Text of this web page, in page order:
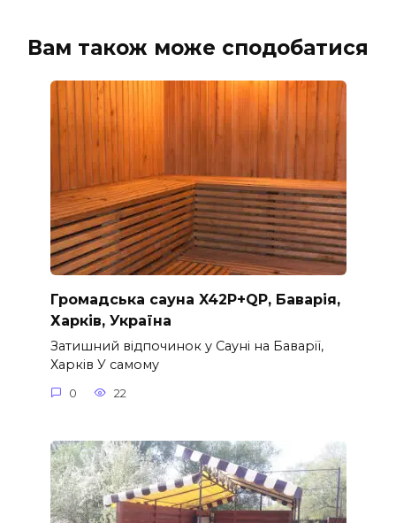
Вам також може сподобатися
Громадська сауна X42P+QP, Баварія,
Харків, Україна
Затишний відпочинок у Сауні на Баварії,
Харків У самому
0 22